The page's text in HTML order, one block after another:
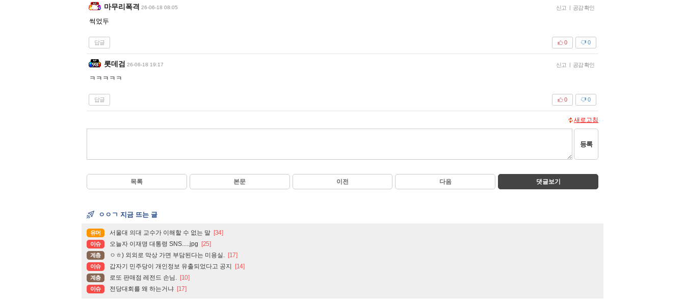
마무리폭격 26-06-18 08:05 신고 | 공감 확인
썩었두
답글 0
0
롯데검 26-06-18 19:17 신고 | 공감 확인
ㅋㅋㅋㅋㅋ
답글 0
0
새로고침
등록
목록 본문 이전 다음 댓글보기
ㅇㅇㄱ 지금 뜨는 글
유머 서울대 의대 교수가 이해할 수 없는 말 [34]
이슈 오늘자 이재명 대통령 SNS.....jpg [25]
계층 ㅇㅎ) 외외로 막상 가면 부담된다는 미용실. [17]
이슈 갑자기 민주당이 개인정보 유출되었다고 공지 [14]
계층 로또 판매점 레전드 손님. [10]
이슈 전당대회를 왜 하는거냐 [17]